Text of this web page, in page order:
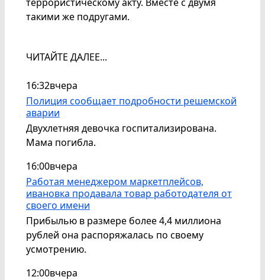
такими же подругами.
ЧИТАЙТЕ ДАЛЕЕ...
16:32вчера
Полиция сообщает подробности решемской
аварии
Двухлетняя девочка госпитализирована.
Мама погибла.
16:00вчера
Работая менеджером маркетплейсов,
ивановка продавала товар работодателя от
своего имени
Прибылью в размере более 4,4 миллиона
рублей она распоряжалась по своему
усмотрению.
12:00вчера